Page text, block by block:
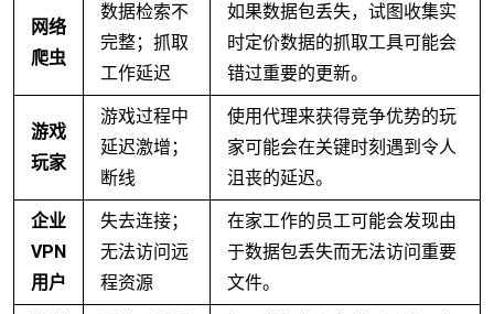
网络
爬虫
数据检索不
完整；抓取
工作延迟
如果数据包丢失，试图收集实
时定价数据的抓取工具可能会
错过重要的更新。
游戏
玩家
游戏过程中
延迟激增；
断线
使用代理来获得竞争优势的玩
家可能会在关键时刻遇到令人
沮丧的延迟。
企业
VPN
用户
失去连接；
无法访问远
程资源
在家工作的员工可能会发现由
于数据包丢失而无法访问重要
文件。